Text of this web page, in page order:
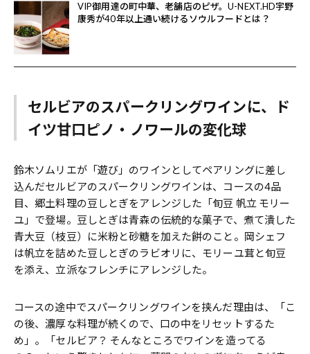
VIP御用達の町中華、老舗店のピザ。U-NEXT.HD宇野
康秀が40年以上通い続けるソウルフードとは？
セルビアのスパークリングワインに、ド
イツ甘口ピノ・ノワールの変化球
鈴木ソムリエが「遊び」のワインとしてペアリングに差し
込んだセルビアのスパークリングワインは、コースの4品
目、郷土料理の豆しとぎをアレンジした「旬豆 帆立 モリー
ユ」で登場。豆しとぎは青森の伝統的な菓子で、煮て潰した
青大豆（枝豆）に米粉と砂糖を加えた餅のこと。岡シェフ
は帆立を詰めた豆しとぎのラビオリに、モリーユ茸と旬豆
を添え、立派なフレンチにアレンジした。
コースの途中でスパークリングワインを挟んだ理由は、「こ
の後、濃厚な料理が続くので、口の中をリセットするた
め」。「セルビア？ そんなところでワインを造ってる